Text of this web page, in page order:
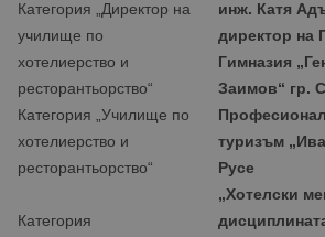
Категория „Директор на
училище по
хотелиерство и
ресторантьорство“
инж. Катя
директор на
Гимназия
Заимов“ гр.
Категория „Училище по
хотелиерство и
ресторантьорство“
туризъм
Русе
Категория
„Хотелски